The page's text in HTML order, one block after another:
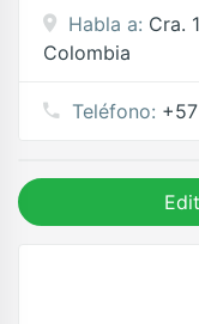
Habla a: Cra.
Colombia
Teléfono: